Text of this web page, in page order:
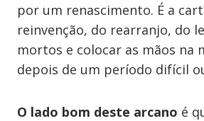
por um renascimento. É a
reinvenção, do rearranjo, do
mortos e colocar as mãos na
depois de um período difícil
O lado bom deste arcano é